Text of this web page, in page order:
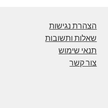
הצהרת נגישות
שאלות ותשובות
תנאי שימוש
צור קשר